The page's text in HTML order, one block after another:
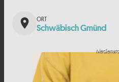
place Schwäbisch Gmünd